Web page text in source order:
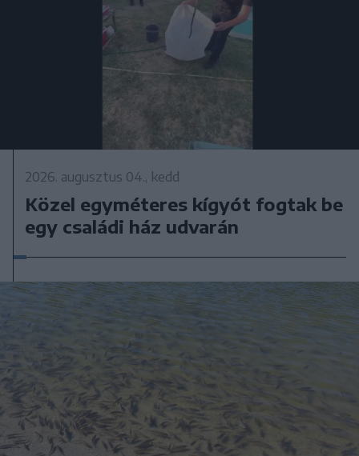
2026. augusztus 04., kedd
Közel egyméteres kígyót fogtak be
egy családi ház udvarán